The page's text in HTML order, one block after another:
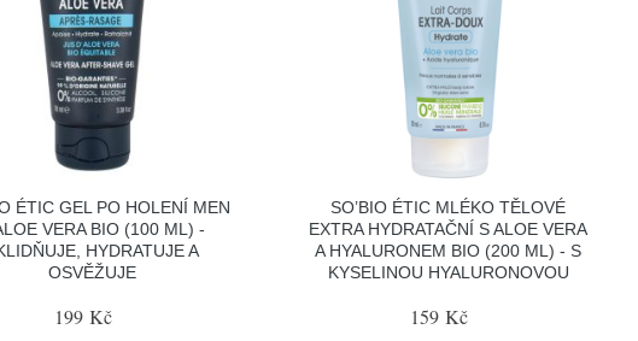
ÉTIC GEL PO HOLENÍ MEN
VERA BIO (100 ML) -
HYDRATUJE A
OSVĚŽUJE
199 Kč
SO’BIO ÉTIC MLÉKO TĚLOVÉ
EXTRA HYDRATAČNÍ S ALOE VERA
A HYALURONEM BIO (200 ML) - S
KYSELINOU HYALURONOVOU
159 Kč